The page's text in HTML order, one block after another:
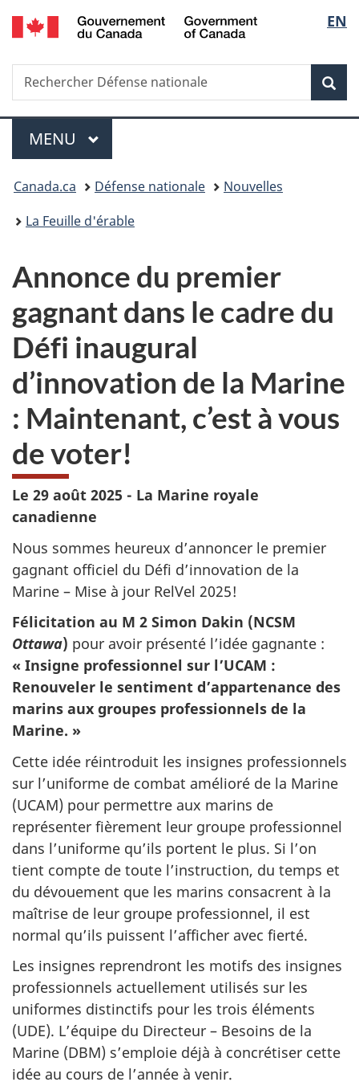
Passer
au
principal
Passer
à
Au
du
Passer
à
version
simplifiée
de
la
EN
Recherche
Rechercher
Défense
Menu
MENU PRINCIPAL
Vous
êtes
Canada.ca Défense nationale
Nouvelles
La Feuille d'érable
Annonce du premier
gagnant dans le cadre du
Défi inaugural
d’innovation de la Marine
: Maintenant, c’est à vous
de voter!
Le 29 août 2025 - La Marine royale
canadienne
Nous sommes heureux d’annoncer le premier
gagnant officiel du Défi d’innovation de la
Marine – Mise à jour RelVel 2025!
Félicitation au M 2 Simon Dakin (NCSM
Ottawa) pour avoir présenté l’idée gagnante :
« Insigne professionnel sur l’UCAM :
Renouveler le sentiment d’appartenance des
marins aux groupes professionnels de la
Marine. »
Cette idée réintroduit les insignes professionnels
sur l’uniforme de combat amélioré de la Marine
(UCAM) pour permettre aux marins de
représenter fièrement leur groupe professionnel
dans l’uniforme qu’ils portent le plus. Si l’on
tient compte de toute l’instruction, du temps et
du dévouement que les marins consacrent à la
maîtrise de leur groupe professionnel, il est
normal qu’ils puissent l’afficher avec fierté.
Les insignes reprendront les motifs des insignes
professionnels actuellement utilisés sur les
uniformes distinctifs pour les trois éléments
(UDE). L’équipe du Directeur – Besoins de la
Marine (DBM) s’emploie déjà à concrétiser cette
idée au cours de l’année à venir.